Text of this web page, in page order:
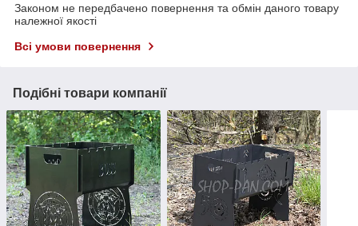
Законом не передбачено повернення та обмін даного товару
належної якості
Всі умови повернення
Подібні товари компанії